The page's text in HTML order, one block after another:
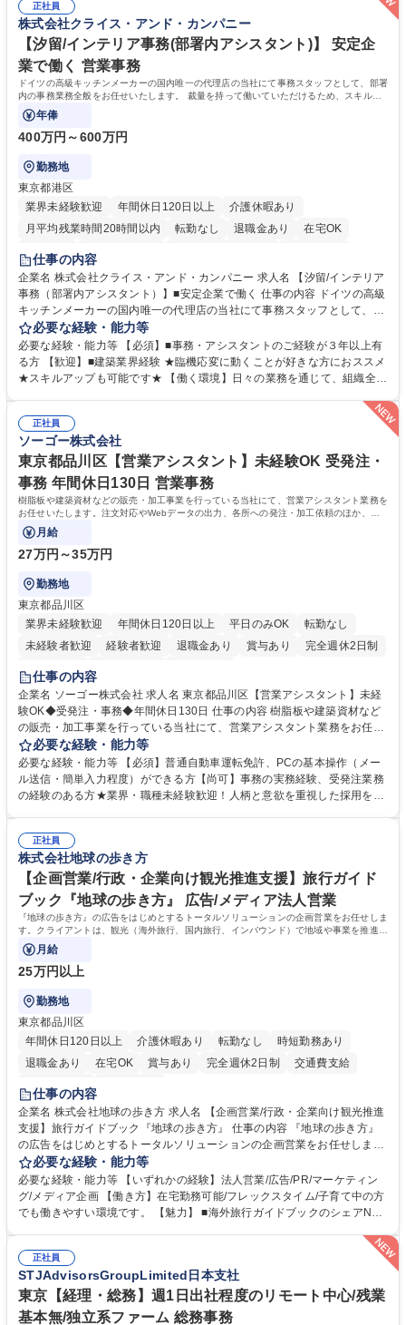
の他に担当頂く業務が発生する場合があります。 募集職種 【営業事務】
業務職/三井物産グループ/平均残業時間10H/完全週休2日
ション力がある方。 ・チャレンジを厭わず、粘り強く業務に取り組める
方。多様な関係者と謙虚に信頼関係を構築でき、期限を意識したスケジュ
ール管理が出来る方。※将来的に他部署（営業部門、コーポレート部門）
へのジョブローテーションの可能性があります。 学歴・資格 学歴：大学
院 大学 語学力： 資格：宅地建物取引士
正社員
株式会社クライス・アンド・カンパニー
【汐留/インテリア事務(部署内アシスタント)】 安定企
業で働く 営業事務
ドイツの高級キッチンメーカーの国内唯一の代理店の当社にて事務スタッフとして、部署
内の事務業務全般をお任せいたします。 裁量を持って働いていただけるため、スキルア
ップも可能です。
年俸
400万円～600万円
勤務地
東京都港区
業界未経験歓迎
年間休日120日以上
介護休暇あり
月平均残業時間20時間以内
転勤なし 退職金あり
在宅OK
育休あり
完全週休2日制
駅近5分以内
土日祝休み
仕事の内容
企業名 株式会社クライス・アンド・カンパニー 求人名 【汐留/インテリア
事務（部署内アシスタント）】■安定企業で働く 仕事の内容 ドイツの高級
キッチンメーカーの国内唯一の代理店の当社にて事務スタッフとして、部
署内の事務業務全般をお任せいたします。 裁量を持って働いていただける
ため、スキルアップも可能です。 【部署内の事務業務全般】 ■サンプルの
仕分け・整理 ■電話応対 ■書類作成（会議資料、お客様宛請求書、支払書
類を取りまとめて経理へ提出等） ■ショールームアテンド・運営・予約業
インテリア事務（部署内アシスタント）】■安定企業で働く
必要な経験・能力等
必要な経験・能力等 【必須】■事務・アシスタントのご経験が３年以上有
る方 【歓迎】■建築業界経験 ★臨機応変に動くことが好きな方におススメ
★スキルアップも可能です★ 【働く環境】日々の業務を通じて、組織全体
ンスキルや問題解決能力が磨かれ、キャリアアップのチャンスも豊富。チ
ームとの協力や新しいアイデアを活かす場もあり、やりがいを感じながら
働けます。 【歓迎】 ■インテリアの業界のご経験が有る方■PCの作業に慣
れている方 学歴・資格 学歴：大学院 大学 高専 短大 専修学校 語学力： 資
格：
正社員
ソーゴー株式会社
東京都品川区【営業アシスタント】未経験OK 受発注・
事務 年間休日130日 営業事務
樹脂板や建築資材などの販売・加工事業を行っている当社にて、営業アシスタント業務を
お任せいたします。注文対応やWebデータの出力、各所への発注・加工依頼のほか、電
話・メール対応等の事務業務を担当します。
月給
27万円～35万円
勤務地
東京都品川区
業界未経験歓迎
年間休日120日以上 平日のみOK
転勤なし
未経験者歓迎
経験者歓迎 退職金あり 賞与あり
完全週休2日制
交通費支給
仕事の内容
企業名 ソーゴー株式会社 求人名 東京都品川区【営業アシスタント】未経
験OK◆受発注・事務◆年間休日130日 仕事の内容 樹脂板や建築資材など
の販売・加工事業を行っている当社にて、営業アシスタント業務をお任せ
いたします。注文対応やWebデータの出力、各所への発注・加工依頼のほ
か、電話・メール対応等の事務業務を担当します。 ■受注・発注業務：FA
Xによる注文対応、Web発注データのプリントアウト、各仕入先・協力会
社への発注および加工依頼等 ■納品書・請求書の作成および発送手配 ■商
当社の指定する業務 募集職種 東京都品川区【営業アシスタント】未経験O
K◆受発注・事務◆年間休日130日
必要な経験・能力等
必要な経験・能力等 【必須】普通自動車運転免許、PCの基本操作（メー
ル送信・簡単入力程度）ができる方【尚可】事務の実務経験、受発注業務
の経験のある方★業界・職種未経験歓迎！人柄と意欲を重視した採用を行
変化に臨機応変かつ柔軟に対応できる方、約束を守り正確に作業を進めら
れる方を求めています。高度なPCスキルや関数知識は一切不要です。丁
寧な指導体制が整っているため、安心してお仕事をスタートしていただけ
ます。 学歴・資格 学歴：大学院 大学 高専 短大 専修学校 高校 語学力：
資格：
正社員
株式会社地球の歩き方
【企画営業/行政・企業向け観光推進支援】旅行ガイド
ブック『地球の歩き方』 広告/メディア法人営業
『地球の歩き方』の広告をはじめとするトータルソリューションの企画営業をお任せしま
す。クライアントは、観光（海外旅行、国内旅行、インバウンド）で地域や事業を推進し
たい国内外の行政や企業です。
月給
25万円以上
勤務地
東京都品川区
年間休日120日以上
介護休暇あり 転勤なし
時短勤務あり
退職金あり
在宅OK 賞与あり 完全週休2日制
交通費支給
駅近5分以内
仕事の内容
企業名 株式会社地球の歩き方 求人名 【企画営業/行政・企業向け観光推進
支援】旅行ガイドブック『地球の歩き方』 仕事の内容 『地球の歩き方』
の広告をはじめとするトータルソリューションの企画営業をお任せしま
す。クライアントは、観光（海外旅行、国内旅行、インバウンド）で地域
や事業を推進したい国内外の行政や企業です。 【業務詳細】■『地球の歩
き方』は海外旅行ガイドブックのNo.1ブランドであり、国内旅行において
も牽引しております。観光推進支援においても、業界を牽引する意欲的な
国策事業です。「GOOD LUCK TRIP」は、海外旅行ガイドブックと同様
に、インバウンドのトップブランドに成長しております■旅が業務であ
り、日常です。旅好きにはこれ以上ない環境です 募集職種 【企画営業/行
政・企業向け観光推進支援】旅行ガイドブック『地球の歩き方』
必要な経験・能力等
必要な経験・能力等 【いずれかの経験】法人営業/広告/PR/マーケティン
グ/メディア企画 【働き方】在宅勤務可能/フレックスタイム/子育て中の方
でも働きやすい環境です。 【魅力】 ■海外旅行ガイドブックのシェアNo.1
ることが可能です。 ■国内旅行ガイドブックは立ち上げ間もない新規事業
であり、「地球の歩き方」としてどう取り組むか、共に形を作るコアメン
バーとして活躍いただきます。 学歴・資格 学歴：大学院 大学 語学力： 資
格：
正社員
STJAdvisorsGroupLimited日本支社
東京【経理・総務】週1日出社程度のリモート中心/残業
基本無/独立系ファーム 総務事務